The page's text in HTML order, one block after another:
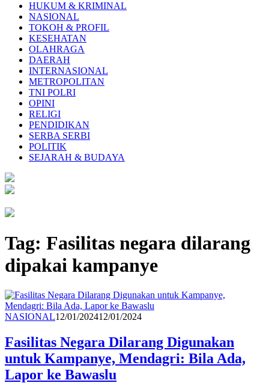
HUKUM & KRIMINAL
NASIONAL
TOKOH & PROFIL
KESEHATAN
OLAHRAGA
DAERAH
INTERNASIONAL
METROPOLITAN
TNI POLRI
OPINI
RELIGI
PENDIDIKAN
SERBA SERBI
POLITIK
SEJARAH & BUDAYA
Tag: Fasilitas negara dilarang
dipakai kampanye
NASIONALRedaksi
12/01/202412/01/2024
Fasilitas Negara Dilarang Digunakan
untuk Kampanye, Mendagri: Bila Ada,
Lapor ke Bawaslu